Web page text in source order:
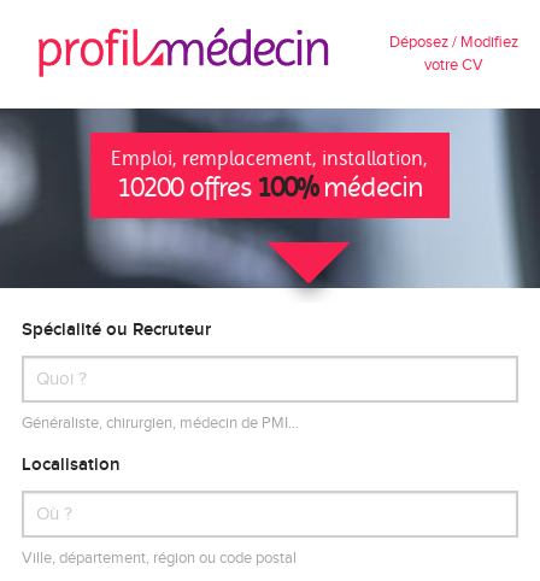
Déposez / Modifiez
votre CV
Emploi, remplacement, installation,
10200 offres 100%médecin
Spécialité ou Recruteur
Généraliste, chirurgien, médecin de PMI…
Localisation
Ville, département, région ou code postal